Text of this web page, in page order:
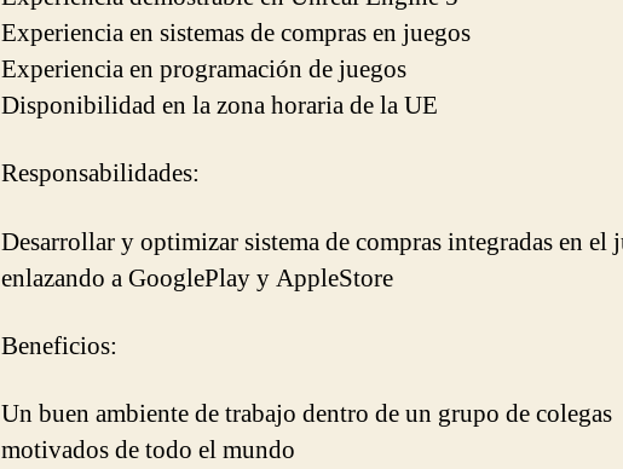
Experiencia en sistemas de compras en juegos
Experiencia en programación de juegos
Disponibilidad en la zona horaria de la UE
Responsabilidades:
Desarrollar y optimizar sistema de compras integradas en el
enlazando a GooglePlay y AppleStore
Beneficios:
Un buen ambiente de trabajo dentro de un grupo de colegas
motivados de todo el mundo